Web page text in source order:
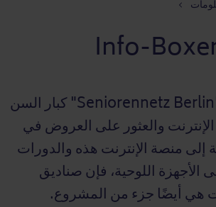
Info-
يساعد مشروع "Seniorennetz Berlin" كبار السن
والعثور على العروض في
إلى منصة الإنترنت هذه والدورات
الأجهزة اللوحية، فإن صناديق
هي أيضًا جزء من المشروع.